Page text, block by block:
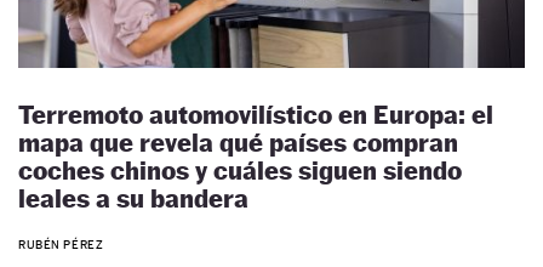
Terremoto automovilístico en Europa: el
mapa que revela qué países compran
coches chinos y cuáles siguen siendo
leales a su bandera
RUBÉN PÉREZ